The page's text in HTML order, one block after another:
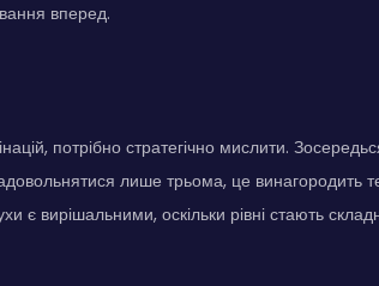
вперед.
потрібно стратегічно мислити.
лише трьома, це винагородить
є вирішальними, оскільки рівні стають